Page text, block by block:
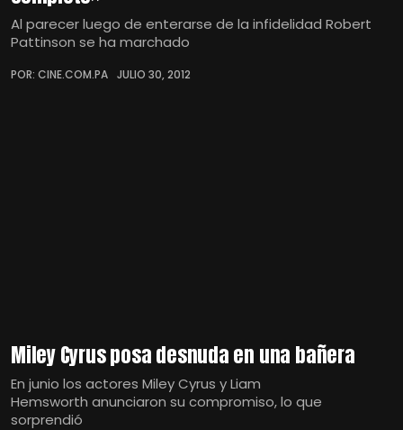
Al parecer luego de enterarse de la infidelidad Robert
Pattinson se ha marchado
POR: CINE.COM.PA JULIO 30, 2012
Miley Cyrus posa desnuda en una bañera
En junio los actores Miley Cyrus y Liam
Hemsworth anunciaron su compromiso, lo que
sorprendió